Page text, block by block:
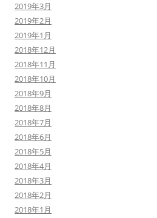
2019年3月
2019年2月
2019年1月
2018年12月
2018年11月
2018年10月
2018年9月
2018年8月
2018年7月
2018年6月
2018年5月
2018年4月
2018年3月
2018年2月
2018年1月